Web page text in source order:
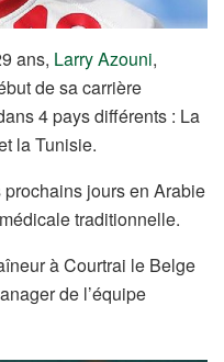
ans, Larry Azouni,
de sa carrière
4 pays différents : La
la Tunisie.
jours en Arabie
traditionnelle.
à Courtrai le Belge
de l’équipe